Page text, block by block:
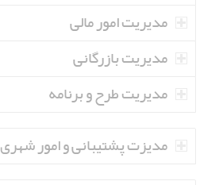
مدیریت امور مالی
مدیریت بازرگانی
مدیریت طرح و برنامه
مدیزت پشتیبانی و امور شهری